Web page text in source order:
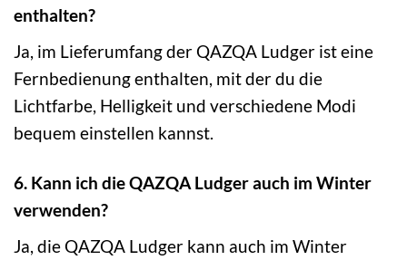
enthalten?
Ja, im Lieferumfang der QAZQA Ludger ist eine
Fernbedienung enthalten, mit der du die
Lichtfarbe, Helligkeit und verschiedene Modi
bequem einstellen kannst.
6. Kann ich die QAZQA Ludger auch im Winter
verwenden?
Ja, die QAZQA Ludger kann auch im Winter